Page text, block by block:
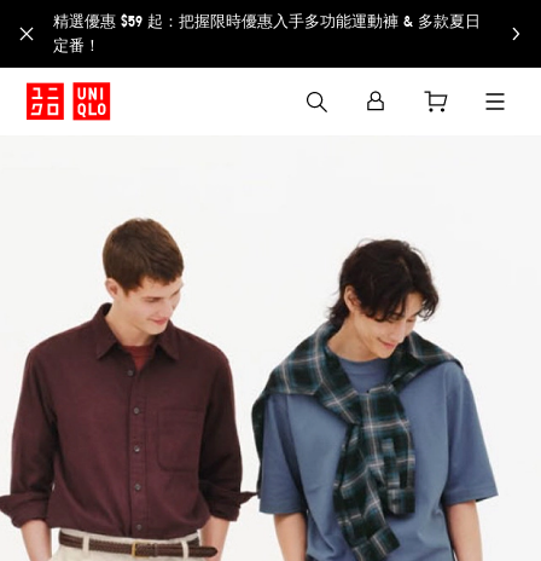
精選優惠 $59 起：把握限時優惠入手多功能運動褲 & 多款夏日
定番！​